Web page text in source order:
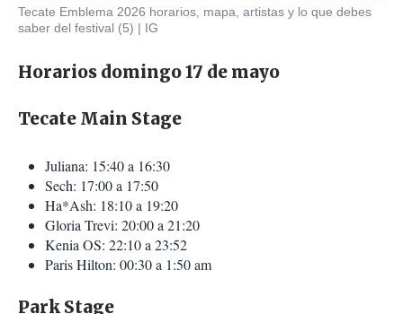
Tecate Emblema 2026 horarios, mapa, artistas y lo que debes
saber del festival (5)
IG
Horarios domingo 17 de mayo
Tecate Main Stage
Juliana: 15:40 a 16:30
Sech: 17:00 a 17:50
Ha*Ash: 18:10 a 19:20
Gloria Trevi: 20:00 a 21:20
Kenia OS: 22:10 a 23:52
Paris Hilton: 00:30 a 1:50 am
Park Stage